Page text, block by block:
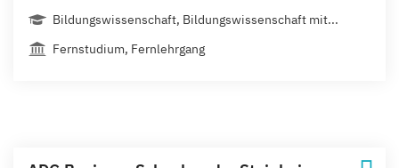
Bildungswissenschaft, Bildungswissenschaft mit...
Fernstudium, Fernlehrgang